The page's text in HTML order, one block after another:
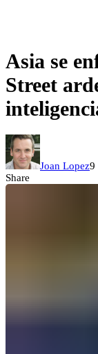
Asia se
Street
Joan Lopez9
Share